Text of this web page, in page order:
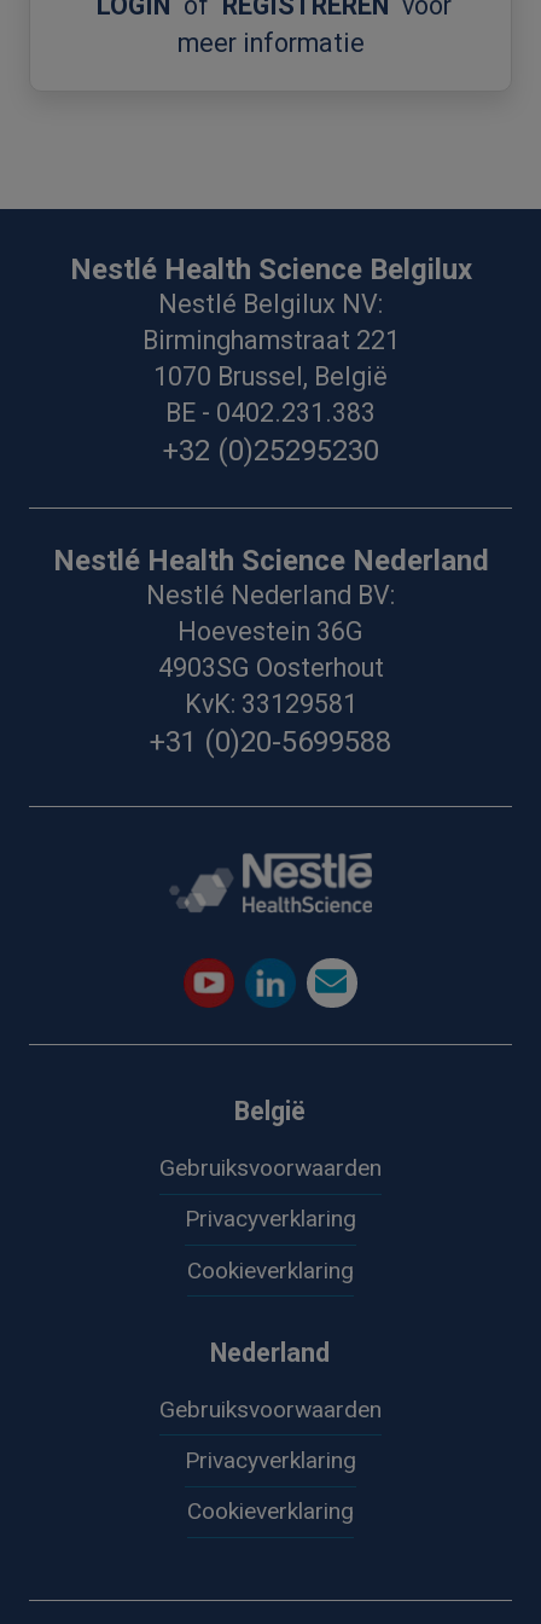
meer informatie
Nestlé Health Science Belgilux
Nestlé Belgilux NV:
Birminghamstraat 221
1070 Brussel, België
BE - 0402.231.383
+32 (0)25295230
Nestlé Health Science Nederland
Nestlé Nederland BV:
Hoevestein 36G
4903SG Oosterhout
KvK: 33129581
+31 (0)20-5699588
België
Gebruiksvoorwaarden
Privacyverklaring
Cookieverklaring
Nederland
Gebruiksvoorwaarden
Privacyverklaring
Cookieverklaring